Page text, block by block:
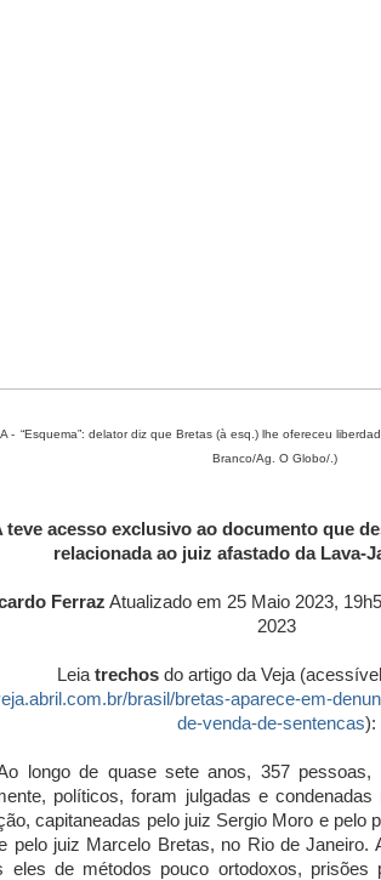
- “Esquema”: delator diz que Bretas (à esq.) lhe ofereceu
Branco/Ag. O Globo/.)
teve acesso exclusivo ao documento que
relacionada ao juiz afastado da Lava-
Ferraz Atualizado em 25 Maio 2023,
2023
Leia trechos do artigo da Veja
brasil/bretas-aparece-em-
de-venda-de-sentencas):
longo de quase sete anos, 357 pessoas,
políticos, foram julgadas e
capitaneadas pelo juiz Sergio Moro e pelo
pelo juiz Marcelo Bretas, no Rio de Janeiro.
eles de métodos pouco ortodoxos, prisões